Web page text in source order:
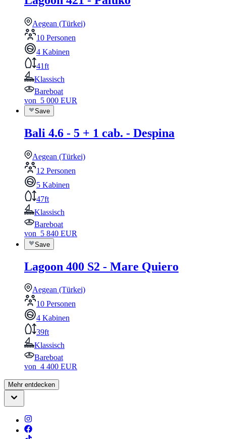
Aegean (Türkei)
10 Personen
4 Kabinen
41ft
Klassisch
Bareboat
von 5 000 EUR
Save
Bali 4.6 - 5 + 1 cab. - Despina
Aegean (Türkei)
12 Personen
5 Kabinen
47ft
Klassisch
Bareboat
von 5 840 EUR
Save
Lagoon 400 S2 - Mare Quiero
Aegean (Türkei)
10 Personen
4 Kabinen
39ft
Klassisch
Bareboat
von 4 400 EUR
Mehr entdecken